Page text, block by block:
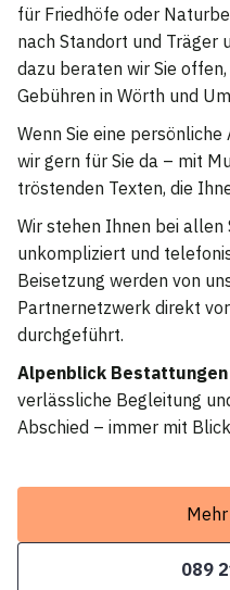
für Friedhöfe oder
nach Standort und Träger
dazu beraten wir Sie
Gebühren in Wörth und
Wenn Sie eine
wir gern für Sie da – mit
tröstenden Texten, die
Wir stehen Ihnen bei allen
unkompliziert und
Beisetzung werden von
Partnernetzwerk direkt
durchgeführt.
Alpenblick Bestattungen
verlässliche Begleitung
Abschied – immer mit
089